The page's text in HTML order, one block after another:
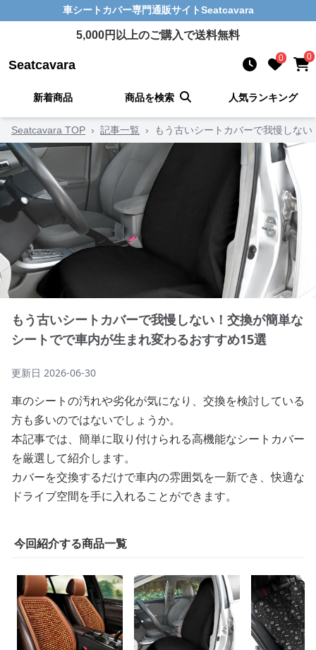
車シートカバー専門通販サイトSeatcavara
5,000円以上のご購入で送料無料
Seatcavara 0 0
新着商品 商品を検索 人気ランキング
Seatcavara TOP › 記事一覧 › もう古いシートカバーで我慢しな
もう古いシートカバーで我慢しない！交換が簡単な
シートでで車内が生まれ変わるおすすめ15選
更新日 2026-06-30
車のシートの汚れや劣化が気になり、交換を検討している
方も多いのではないでしょうか。
本記事では、簡単に取り付けられる高機能なシートカバー
を厳選して紹介します。
カバーを交換するだけで車内の雰囲気を一新でき、快適な
ドライブ空間を手に入れることができます。
今回紹介する商品一覧